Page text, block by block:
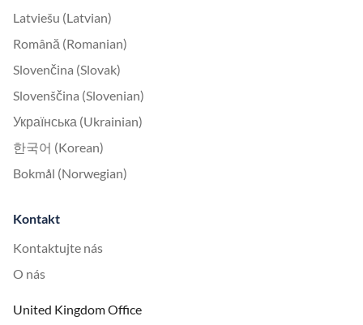
Latviešu (Latvian)
Română (Romanian)
Slovenčina (Slovak)
Slovenščina (Slovenian)
Українська (Ukrainian)
한국어 (Korean)
Bokmål (Norwegian)
Kontakt
Kontaktujte nás
O nás
United Kingdom Office